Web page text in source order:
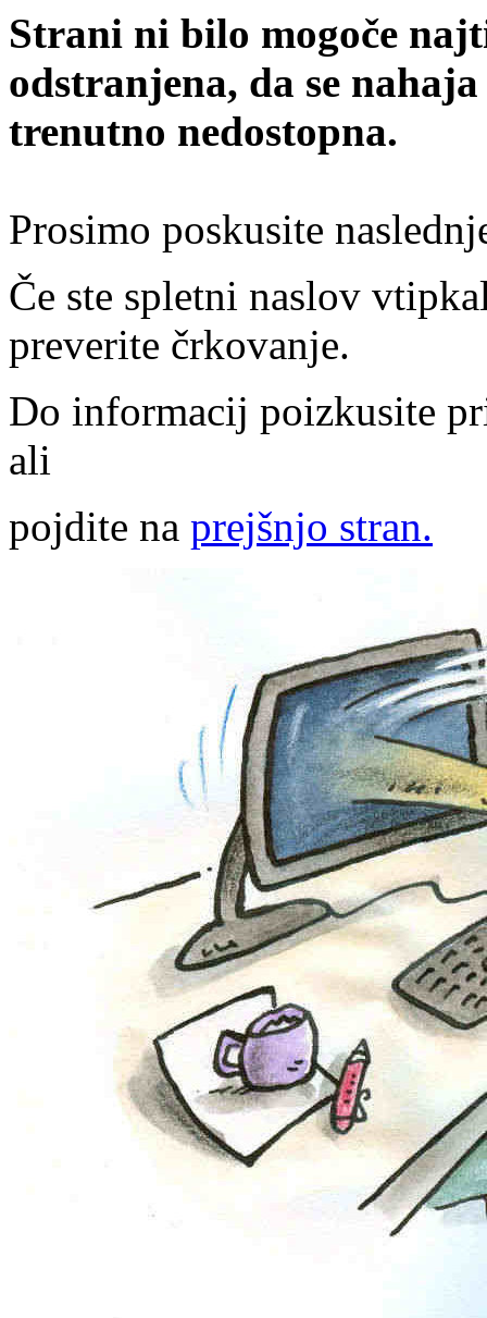
Strani ni bilo mogoče
odstranjena, da se
trenutno nedostopna.
Prosimo poskusite
Če ste spletni naslov
preverite črkovanje.
Do informacij poizkusite
ali
pojdite na prejšnjo stran.